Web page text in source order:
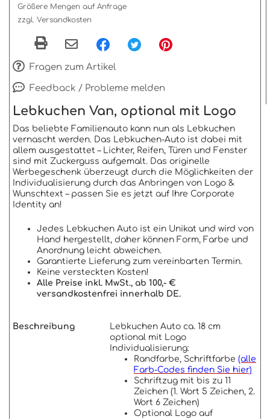
Größere Mengen auf Anfrage
zzgl. Versandkosten
Fragen zum Artikel
Feedback / Probleme melden
Lebkuchen Van, optional mit Logo
Das beliebte Familienauto kann nun als Lebkuchen
vernascht werden. Das Lebkuchen-Auto ist dabei mit
allem ausgestattet – Lichter, Reifen, Türen und Fenster
sind mit Zuckerguss aufgemalt. Das originelle
Werbegeschenk überzeugt durch die Möglichkeiten der
Individualisierung durch das Anbringen von Logo &
Wunschtext – passen Sie es jetzt auf Ihre Corporate
Identity an!
Jedes Lebkuchen Auto ist ein Unikat und wird von
Hand hergestellt, daher können Form, Farbe und
Anordnung leicht abweichen.
Garantierte Lieferung zum vereinbarten Termin.
Keine versteckten Kosten!
Alle Preise inkl. MwSt., ab 100,- €
versandkostenfrei innerhalb DE.
Beschreibung
Lebkuchen Auto ca. 18 cm
optional mit Logo
Individualisierung:
Randfarbe, Schriftfarbe (alle
Farb-Codes finden Sie hier)
Schriftzug mit bis zu 11
Zeichen (1. Wort 5 Zeichen, 2.
Wort 6 Zeichen)
Optional Logo auf